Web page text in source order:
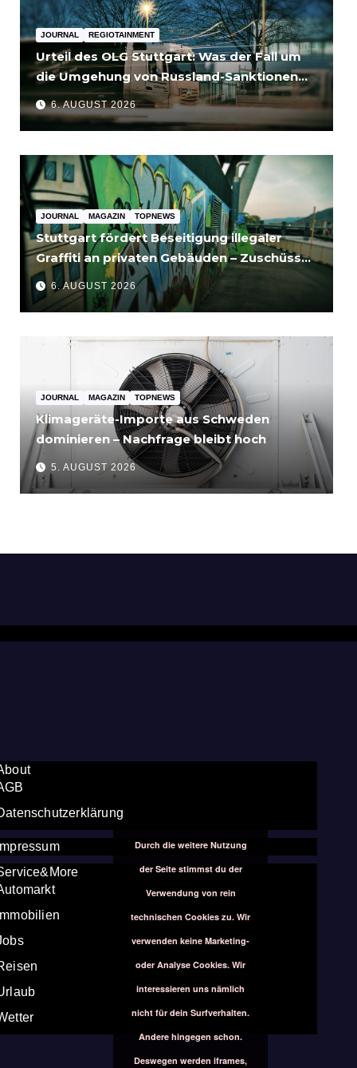
JOURNAL REGIOTAINMENT
Urteil des OLG Stuttgart: Was der Fall um
die Umgehung von Russland-Sanktionen
für Unternehmen bedeutet
6. AUGUST 2026
JOURNAL MAGAZIN TOPNEWS
Stuttgart fördert Beseitigung illegaler
Graffiti an privaten Gebäuden – Zuschüsse
bis 3.500 Euro
6. AUGUST 2026
JOURNAL MAGAZIN TOPNEWS
Klimageräte-Importe aus Schweden
dominieren – Nachfrage bleibt hoch
5. AUGUST 2026
Durch die weitere Nutzung
der Seite stimmst du der
Verwendung von rein
technischen Cookies zu. Wir
verwenden keine Marketing-
oder Analyse Cookies. Wir
interessieren uns nämlich
nicht für dein Surfverhalten.
Andere hingegen schon.
Deswegen werden iframes,